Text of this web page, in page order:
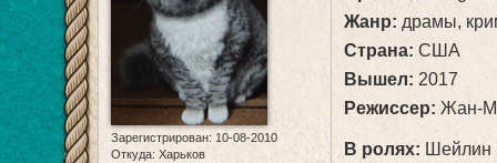
Зарегистрирован: 10-08-2010
Откуда: Харьков
Жанр: драмы,
Страна: США
Вышел: 2017
Режиссер: Жан-
В ролях: Шейлин